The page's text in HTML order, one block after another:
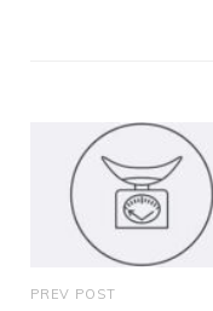
PREV POST